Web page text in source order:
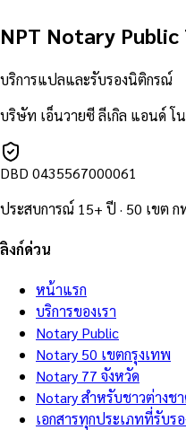
NPT Notary Public
บริการแปลและรับรองนิติกรณ์
บริษัท เอ็นวายซี ลีเกิล แอนด์ โน
DBD 0435567000061
ประสบการณ์ 15+ ปี · 50 เขต ก
ลิงก์ด่วน
หน้าแรก
บริการของเรา
Notary Public
Notary 50 เขตกรุงเทพ
Notary 77 จังหวัด
Notary สำหรับชาวต่างช
เอกสารทุกประเภทที่รับรอ